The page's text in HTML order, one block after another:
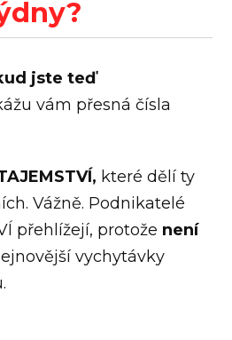
jste teď
vám přesná čísla
které dělí ty
Vážně. Podnikatelé
přehlížejí, protože není
vychytávky